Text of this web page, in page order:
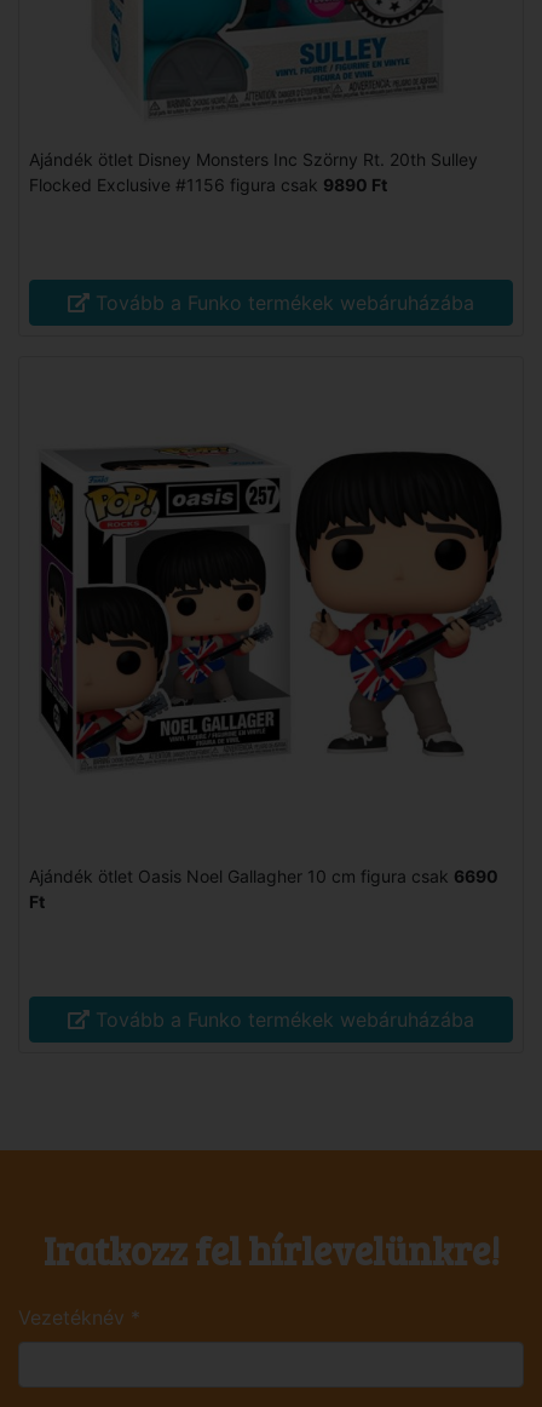
Ajándék ötlet Disney Monsters Inc Szörny Rt. 20th Sulley
Flocked Exclusive #1156 figura csak 9890 Ft
Tovább a Funko termékek webáruházába
Ajándék ötlet Oasis Noel Gallagher 10 cm figura csak 6690
Ft
Tovább a Funko termékek webáruházába
Iratkozz fel hírlevelünkre!
Vezetéknév *